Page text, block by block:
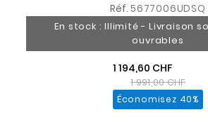
Réf.5677006UDSQ
En stock : Illimité - Livraison
ouvrables
1 194,60 CHF
1 991,00 CHF
Économisez 40%